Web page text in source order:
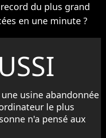
du plus grand
en une minute ?
usine abandonnée
le plus
n'a pensé aux